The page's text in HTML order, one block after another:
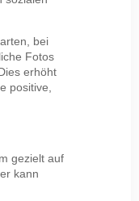
bei
Fotos
erhöht
positive,
gezielt auf
kann